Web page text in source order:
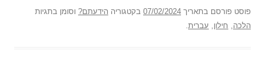
פוסט פורסם בתאריך 07/02/2024 בקטגוריה הידעתם? וסומן בתגיות
הלכה
חילון עברית